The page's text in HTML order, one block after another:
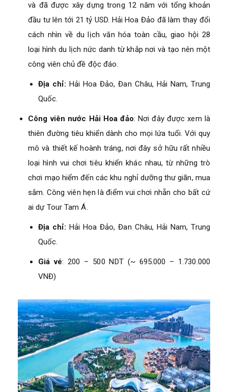
và đã được xây dựng trong 12 năm với tổng khoản
đầu tư lên tới 21 tỷ USD. Hải Hoa Đảo đã làm thay đổi
cách nhìn về du lịch văn hóa toàn cầu, giao hội 28
loại hình du lịch nức danh từ khắp nơi và tạo nên một
công viên chủ đề độc đáo.
Địa chỉ: Hải Hoa Đảo, Đan Châu, Hải Nam, Trung
Quốc.
Công viên nước Hải Hoa đảo: Nơi đây được xem là
thiên đường tiêu khiển dành cho mọi lứa tuổi. Với quy
mô và thiết kế hoành tráng, nơi đây sở hữu rất nhiều
loại hình vui chơi tiêu khiển khác nhau, từ những trò
chơi mạo hiểm đến các khu nghỉ dưỡng thư giãn, mua
sắm. Công viên hẹn là điểm vui chơi nhẵn cho bất cứ
ai dự Tour Tam Á.
Địa chỉ: Hải Hoa Đảo, Đan Châu, Hải Nam, Trung
Quốc.
Giá vé: 200 – 500 NDT (~ 695.000 – 1.730.000
VNĐ)